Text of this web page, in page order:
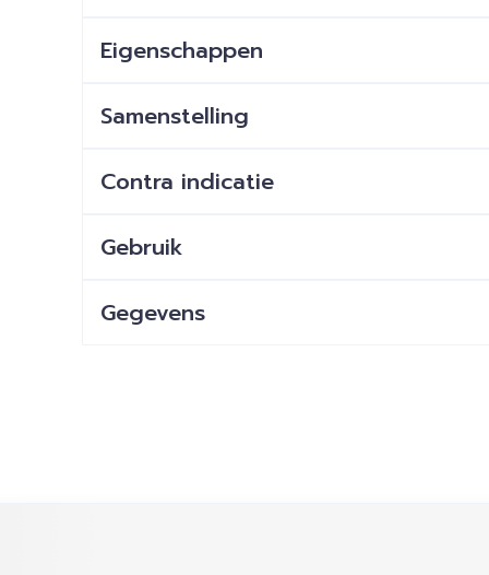
Eigenschappen
Samenstelling
Contra indicatie
Gebruik
Gegevens